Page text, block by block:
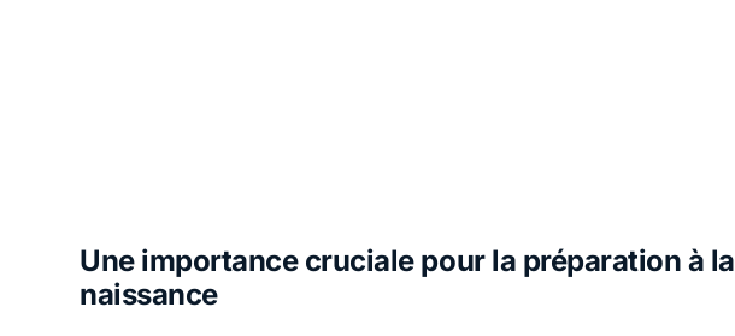
Une importance cruciale pour la préparation à la
naissance